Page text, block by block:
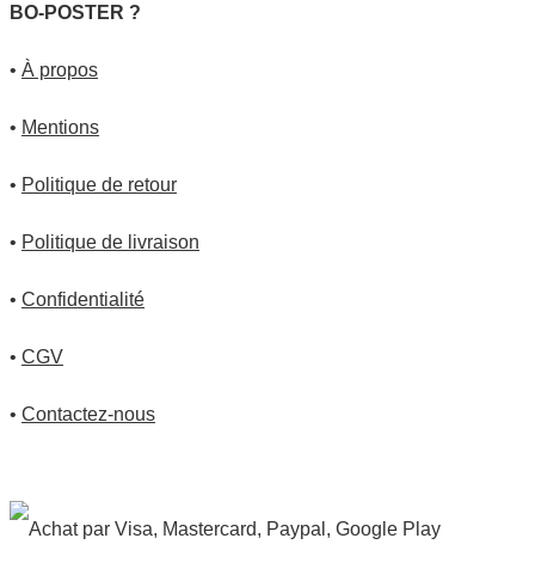
BO-POSTER ?
• À propos
• Mentions
• Politique de retour
• Politique de livraison
• Confidentialité
• CGV
• Contactez-nous